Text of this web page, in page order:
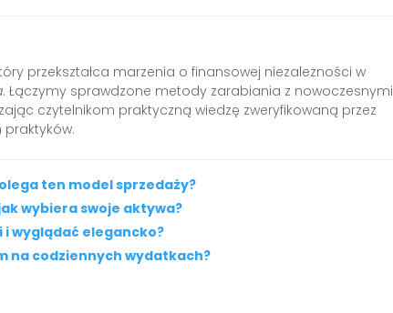
przekształca marzenia o finansowej niezależności w
. Łączymy sprawdzone metody zarabiania z nowoczesnymi
czytelnikom praktyczną wiedzę zweryfikowaną przez
praktyków.
ten model sprzedaży?
wybiera swoje aktywa?
wyglądać elegancko?
na codziennych wydatkach?